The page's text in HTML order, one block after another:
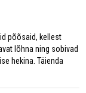
põõsaid, kellest
lõhna ning sobivad
hekina. Täienda